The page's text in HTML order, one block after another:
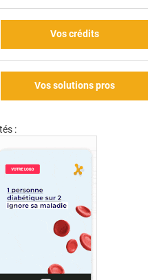
Vos crédits
Vos solutions pros
: